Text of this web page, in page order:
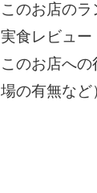
このお店のラ
実食レビュー
このお店へ
場の有無など